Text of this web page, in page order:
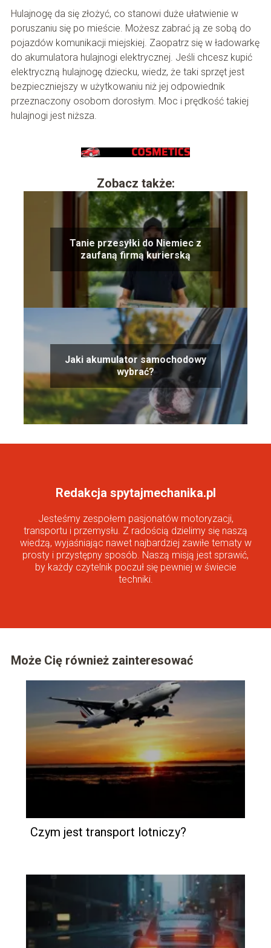
Hulajnogę da się złożyć, co stanowi duże ułatwienie w
poruszaniu się po mieście. Możesz zabrać ją ze sobą do
pojazdów komunikacji miejskiej. Zaopatrz się w ładowarkę
do akumulatora hulajnogi elektrycznej. Jeśli chcesz kupić
elektryczną hulajnogę dziecku, wiedz, że taki sprzęt jest
bezpieczniejszy w użytkowaniu niż jej odpowiednik
przeznaczony osobom dorosłym. Moc i prędkość takiej
hulajnogi jest niższa.
Zobacz także:
Tanie przesyłki do Niemiec z
zaufaną firmą kurierską
Jaki akumulator samochodowy
wybrać?
Redakcja spytajmechanika.pl
Jesteśmy zespołem pasjonatów motoryzacji,
transportu i przemysłu. Z radością dzielimy się naszą
wiedzą, wyjaśniając nawet najbardziej zawiłe tematy w
prosty i przystępny sposób. Naszą misją jest sprawić,
by każdy czytelnik poczuł się pewniej w świecie
techniki.
Może Cię również zainteresować
Czym jest transport lotniczy?